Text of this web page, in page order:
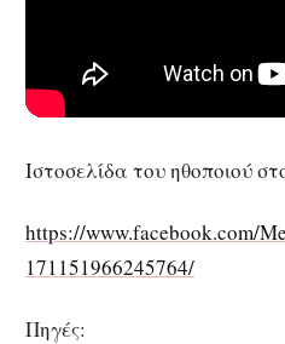
Ιστοσελίδα του ηθοποιού
https://www.facebook.com/
171151966245764/
Πηγές: